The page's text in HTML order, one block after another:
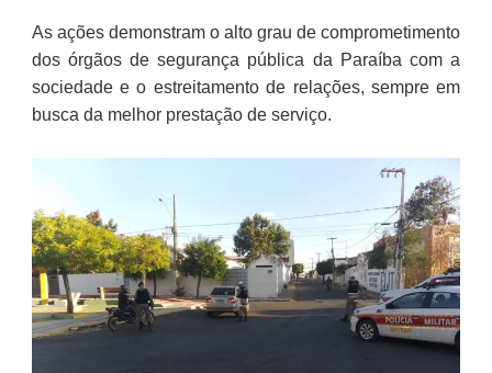
As ações demonstram o alto grau de comprometimento
dos órgãos de segurança pública da Paraíba com a
sociedade e o estreitamento de relações, sempre em
busca da melhor prestação de serviço.